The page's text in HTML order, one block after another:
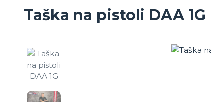
Taška na pistoli DAA 1G